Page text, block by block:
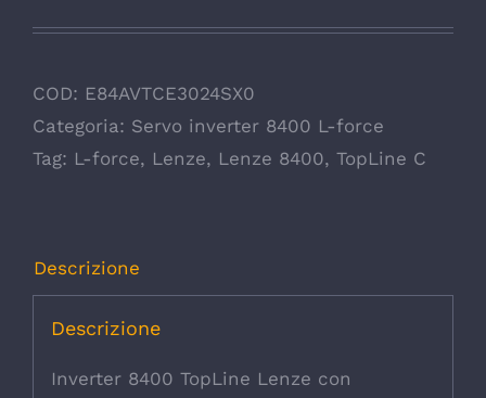
COD: E84AVTCE3024SX0
Categoria: Servo inverter 8400 L-force
Tag: L-force, Lenze, Lenze 8400, TopLine C
Descrizione
Descrizione
Inverter 8400 TopLine Lenze con